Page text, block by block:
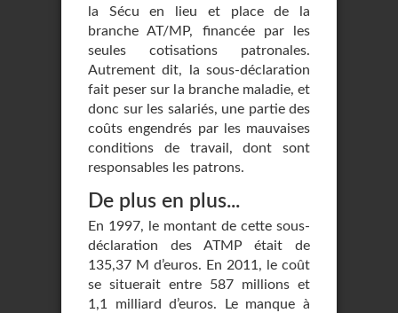
la Sécu en lieu et place de la
branche AT/MP, financée par les
seules cotisations patronales.
Autrement dit, la sous-déclaration
fait peser sur la branche maladie, et
donc sur les salariés, une partie des
coûts engendrés par les mauvaises
conditions de travail, dont sont
responsables les patrons.
De plus en plus...
En 1997, le montant de cette sous-
déclaration des ATMP était de
135,37 M d’euros. En 2011, le coût
se situerait entre 587 millions et
1,1 milliard d’euros. Le manque à